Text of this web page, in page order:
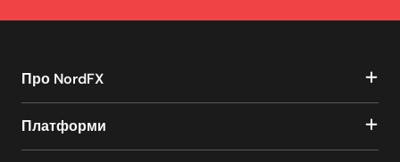
Про NordFX
Платформи